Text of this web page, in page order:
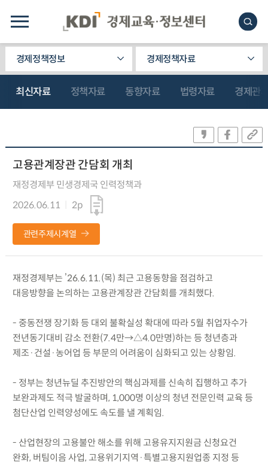
경제정책정보 경제정책자료
최신자료 정책자료 동향자료 법령자료 경제관
고용관계장관 간담회 개최
재정경제부 민생경제국 인력정책과
2026.06.11
2p
관련주제시계열
재정경제부는 ’26.6.11.(목) 최근 고용동향을 점검하고
대응방향을 논의하는 고용관계장관 간담회를 개최했다.
- 중동전쟁 장기화 등 대외 불확실성 확대에 따라 5월 취업자수가
전년동기대비 감소 전환(7.4만→△4.0만명)하는 등 청년층과
제조·건설·농어업 등 부문의 어려움이 심화되고 있는 상황임.
- 정부는 청년뉴딜 추진방안의 핵심과제를 신속히 집행하고 추가
보완과제도 적극 발굴하며, 1,000명 이상의 청년 전문인력 교육 등
첨단산업 인력양성에도 속도를 낼 계획임.
- 산업현장의 고용불안 해소를 위해 고용유지지원금 신청요건
완화, 버팀이음 사업, 고용위기지역·특별고용지원업종 지정 등